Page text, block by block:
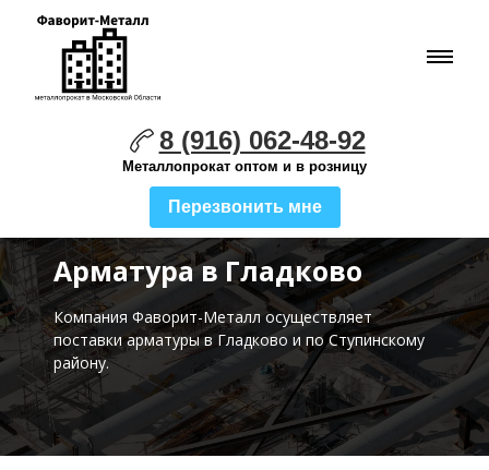
8 (916) 062-48-92
Металлопрокат оптом и в розницу
Перезвонить мне
Арматура в Гладково
Компания Фаворит-Металл осуществляет
поставкиарматуры в Гладково и по Ступинскому
району.